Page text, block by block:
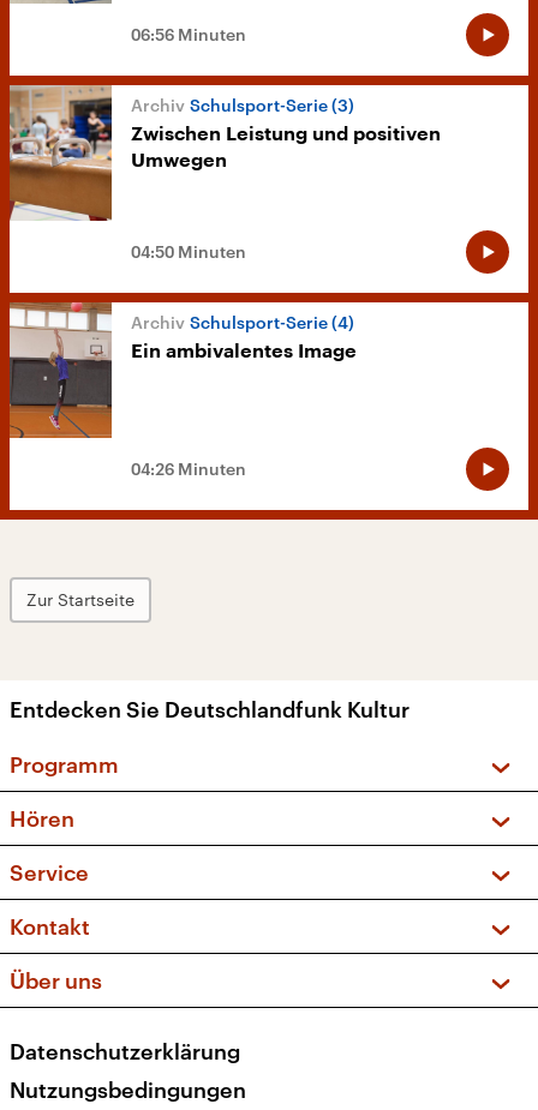
06:56 Minuten
Schulsport-Serie (3)
Zwischen Leistung und positiven
Umwegen
04:50 Minuten
Schulsport-Serie (4)
Ein ambivalentes Image
04:26 Minuten
Zur Startseite
Entdecken Sie Deutschlandfunk Kultur
Programm
Sendungen und Podcasts
Musikliste
Kakadu – Das Kinderprogramm
Hören
Frequenzen (UKW + DAB+)
Service
FAQ
Apps
Newsletter
Kontakt
Social Media
Über uns
Presse
Karriere
Datenschutzerklärung
Nutzungsbedingungen